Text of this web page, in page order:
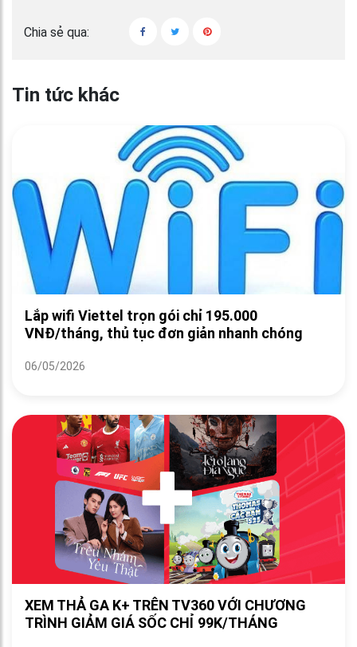
Chia sẻ qua:
Tin tức khác
Lắp wifi Viettel trọn gói chỉ 195.000
VNĐ/tháng, thủ tục đơn giản nhanh chóng
06/05/2026
XEM THẢ GA K+ TRÊN TV360 VỚI CHƯƠNG
TRÌNH GIẢM GIÁ SỐC CHỈ 99K/THÁNG